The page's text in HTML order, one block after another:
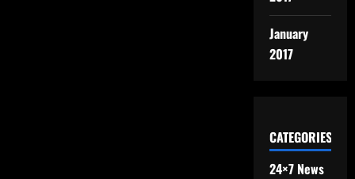
January
2017
CATEGORIES
24×7 News